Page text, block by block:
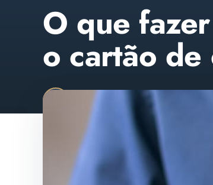
O que
o cartão
Maruzza Teixeira Publicado em